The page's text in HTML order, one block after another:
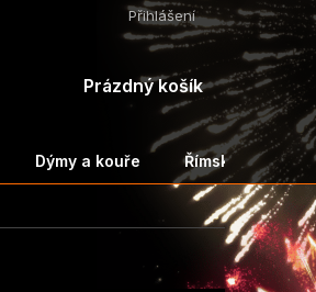
Přihlášení
NÁKUPNÍ
Prázdný košík
Dýmy a kouře Římské svíce a